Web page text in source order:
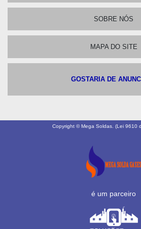
SOBRE NÓS
MAPA DO SITE
GOSTARIA DE
Copyright © Mega Soldas. (Lei 9610
é um parceiro